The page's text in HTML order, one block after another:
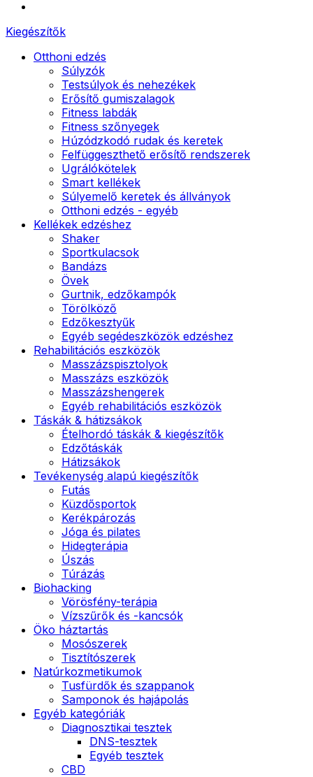
Kiegészítők
Otthoni edzés
Súlyzók
Testsúlyok és nehezékek
Erősítő gumiszalagok
Fitness labdák
Fitness szőnyegek
Húzódzkodó rudak és keretek
Felfüggeszthető erősítő rendszerek
Ugrálókötelek
Smart kellékek
Súlyemelő keretek és állványok
Otthoni edzés - egyéb
Kellékek edzéshez
Shaker
Sportkulacsok
Bandázs
Övek
Gurtnik, edzőkampók
Törölköző
Edzőkesztyűk
Egyéb segédeszközök edzéshez
Rehabilitációs eszközök
Masszázspisztolyok
Masszázs eszközök
Masszázshengerek
Egyéb rehabilitációs eszközök
Táskák & hátizsákok
Ételhordó táskák & kiegészítők
Edzőtáskák
Hátizsákok
Tevékenység alapú kiegészítők
Futás
Küzdősportok
Kerékpározás
Jóga és pilates
Hidegterápia
Úszás
Túrázás
Biohacking
Vörösfény-terápia
Vízszűrők és -kancsók
Öko háztartás
Mosószerek
Tisztítószerek
Natúrkozmetikumok
Tusfürdők és szappanok
Samponok és hajápolás
Egyéb kategóriák
Diagnosztikai tesztek
DNS-tesztek
Egyéb tesztek
CBD